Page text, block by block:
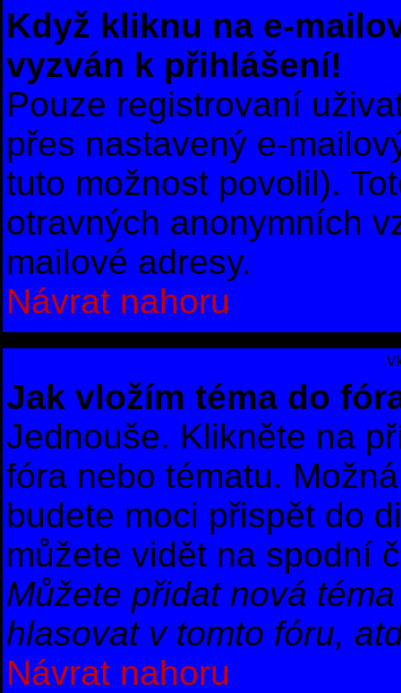
Když kliknu na e-
vyzván k přihlášení!
Pouze registrovaní
přes nastavený e-
tuto možnost povolil).
otravných anonymních
mailové adresy.
Návrat nahoru
Jak vložím téma do
Jednouše. Klikněte na
fóra nebo tématu.
budete moci přispět do
můžete vidět na spodní
Můžete přidat nová
hlasovat v tomto fóru,
Návrat nahoru